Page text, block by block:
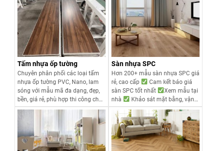
chắn sẽ điểm thêm phần sang
trọng cho ngôi nhà của bạn. Nếu
bạn tại Hà Nội và các tỉnh thành
miền Bắc cần mua các loại sàn
gỗ công nghiệp mới 2026 giá tốt
nhất, vui lòng liên hệ ngay với
chúng tôi qua hotline:
0916.422.522 để nhận tư vấn.
Xem chi tiết
để nhận
báo giá khuyến mại cho công
trình của mình nhé!
Xem chi tiết
Tấm nhựa ốp tường
Chuyên phân phối các loại tấm
nhựa ốp tường PVC, Nano, lam
sóng với mẫu mã đa dạng, đẹp,
bền, giá rẻ, phù hợp thi công cho
nhiều không gian nội ngoại thất
như phòng khách, phòng ngủ,
phòng bếp, nhà tắm, văn phòng...
LH 0916.422.522 nhận báo giá
tấm nhựa ốp tường mới nhất.
Sàn nhựa SPC
Hơn 200+ mẫu sàn nhựa SPC giá
rẻ, cao cấp
Cam kết báo giá
sàn SPC tốt nhất
Xem mẫu tại
nhà
Khảo sát mặt bằng, vận
chuyển >30m2 miễn phí
Xem chi tiết